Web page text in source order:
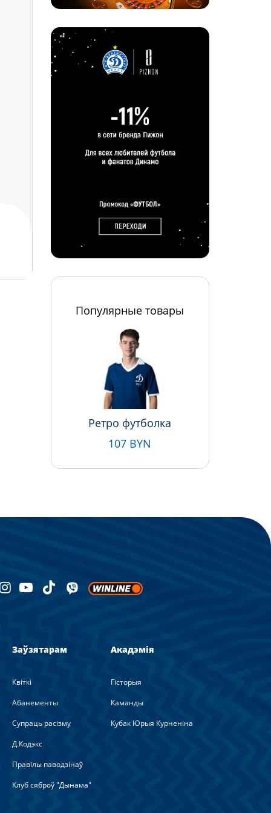
Популярные товары
Ретро футболка
107 BYN
Заўзятарам
Квіткі
Абанементы
Супраць расізму
Д.Кодэкс
Правілы паводзінаў
Клуб сяброў "Дынама"
Акадэмія
Гісторыя
Каманды
Кубак Юрыя Курненіна